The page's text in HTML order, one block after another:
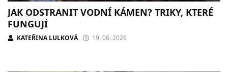
JAK ODSTRANIT VODNÍ KÁMEN? TRIKY, KTERÉ
FUNGUJÍ
KATEŘINA LULKOVÁ 19. 06. 2026